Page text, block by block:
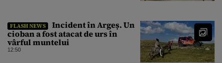
FLASH NEWS
Incident în Argeș. Un
cioban a fost atacat de urs în
vârful muntelui
12:50